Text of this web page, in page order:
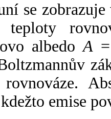
se
teploty
albedoA
rovnováze.
emise